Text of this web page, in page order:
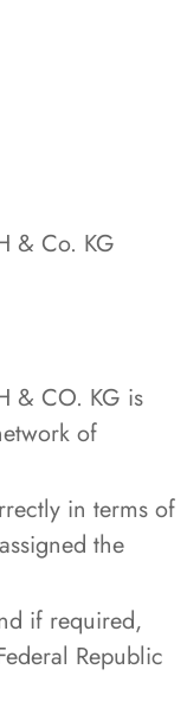
& Co. KG
& CO. KG is
of
in terms of
the
if required,
Republic